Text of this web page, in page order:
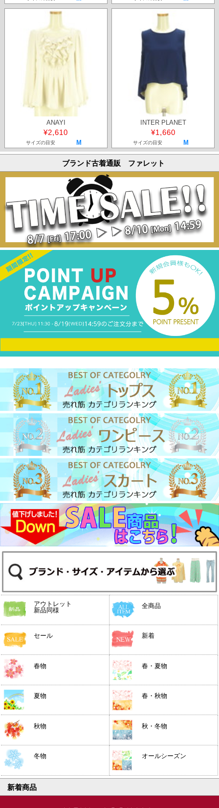
ANAYI
¥2,610
サイズの目安 M
INTER PLANET
¥1,660
サイズの目安 M
ブランド古着通販 ファレット
アウトレット
新品同様
全商品
セール 新着
春物 春・夏物
夏物 春・秋物
秋物 秋・冬物
冬物 オールシーズン
新着商品